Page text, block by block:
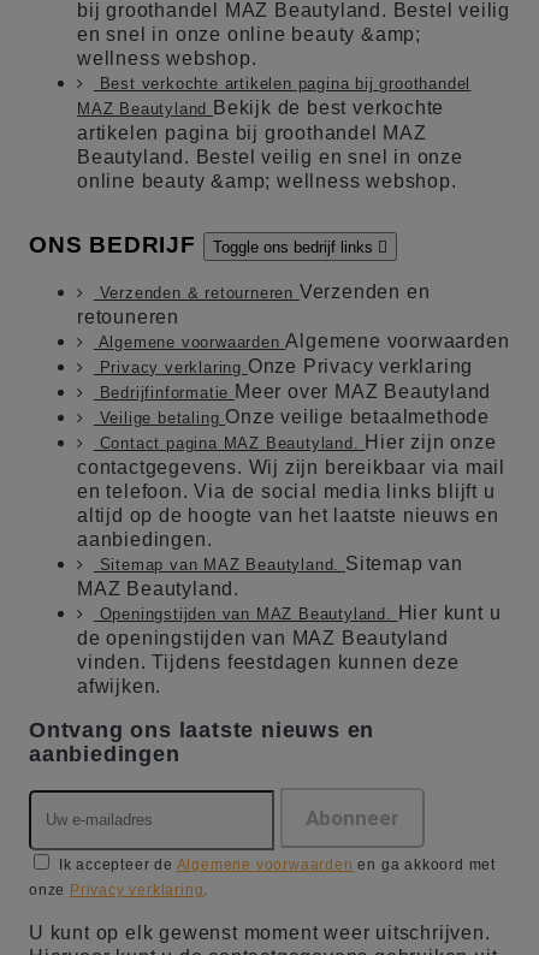
bij groothandel MAZ Beautyland. Bestel veilig
en snel in onze online beauty &amp;
wellness webshop.
Best verkochte artikelen pagina bij groothandel
MAZ Beautyland
Bekijk de best verkochte
artikelen pagina bij groothandel MAZ
Beautyland. Bestel veilig en snel in onze
online beauty &amp; wellness webshop.
ONS BEDRIJF Toggle ons bedrijf links 
Verzenden & retourneren Verzenden en
retouneren
Algemene voorwaardenAlgemene voorwaarden
Privacy verklaring Onze Privacy verklaring
Bedrijfinformatie Meer over MAZ Beautyland
Veilige betaling Onze veilige betaalmethode
Contact pagina MAZ Beautyland. Hier zijn onze
contactgegevens. Wij zijn bereikbaar via mail
en telefoon. Via de social media links blijft u
altijd op de hoogte van het laatste nieuws en
aanbiedingen.
Sitemap van MAZ Beautyland. Sitemap van
MAZ Beautyland.
Openingstijden van MAZ Beautyland.
Hier kunt u
de openingstijden van MAZ Beautyland
vinden. Tijdens feestdagen kunnen deze
afwijken.
Ontvang ons laatste nieuws en
aanbiedingen
Ik accepteer de Algemene voorwaarden en ga akkoord met
onze Privacy verklaring
U kunt op elk gewenst moment weer uitschrijven.